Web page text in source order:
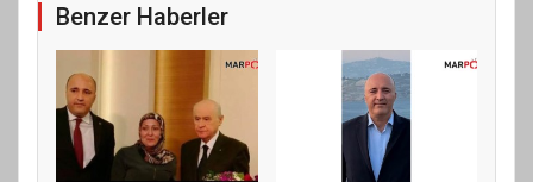
Benzer Haberler